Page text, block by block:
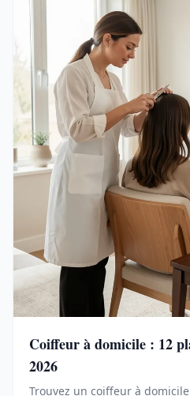
Coiffeur à domicile : 12
2026
Trouvez un coiffeur à